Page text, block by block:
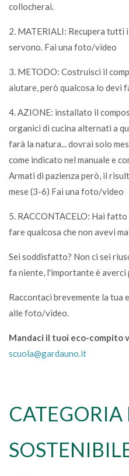
collocherai.
2. MATERIALI: Recupera tutti
servono. Fai una foto/video
3. METODO: Costruisci il
aiutare, però qualcosa lo devi
4. AZIONE: installato il
organici di cucina alternati a
farà la natura... dovrai solo
come indicato nel manuale e
Armati di pazienza però, il
mese (3-6) Fai una foto/video
5. RACCONTACELO: Hai
fare qualcosa che non avevi
Sei soddisfatto? Non ci sei
fa niente, l'importante è
Raccontaci brevemente la tua
alle foto/video.
Mandaci il tuoi eco-compito
scuola@gardauno.it